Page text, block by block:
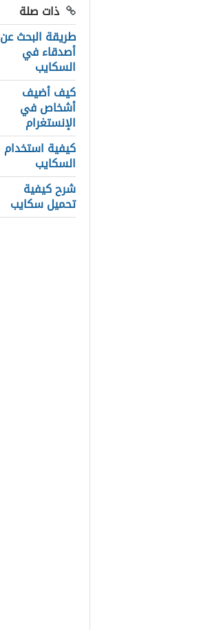
ذات صلة
طريقة البحث عن
أصدقاء في
السكايب
كيف أضيف
أشخاص في
الإنستغرام
كيفية استخدام
السكايب
شرح كيفية
تحميل سكايب